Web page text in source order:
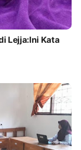
Lejja:Ini Kata